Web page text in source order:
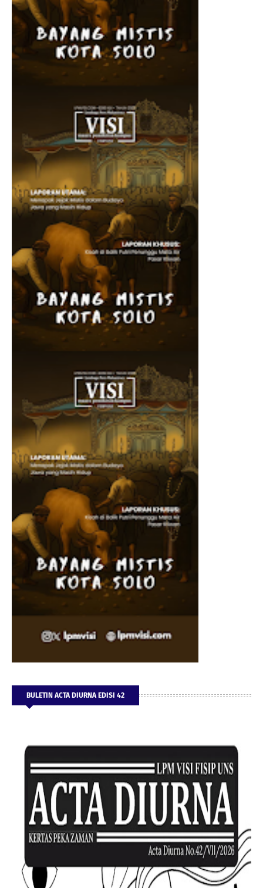
BULETIN ACTA DIURNA EDISI 42